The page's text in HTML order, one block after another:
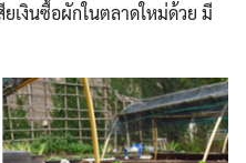
ยเงินซื้อผักในตลาดใหม่ด้วย มี